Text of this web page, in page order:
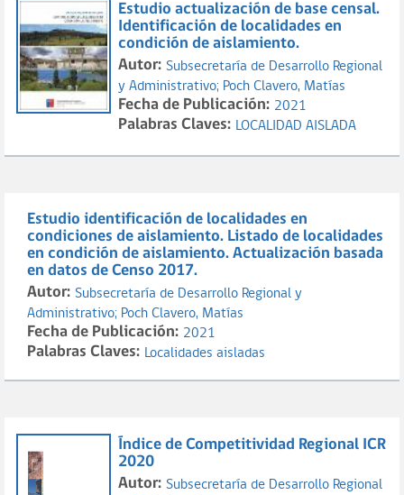
Estudio actualización de base censal.
Identificación de localidades en
condición de aislamiento.
Autor: Subsecretaría de Desarrollo Regional
y Administrativo; Poch Clavero, Matías
Fecha de Publicación: 2021
Palabras Claves: LOCALIDAD AISLADA
Estudio identificación de localidades en
condiciones de aislamiento. Listado de localidades
en condición de aislamiento. Actualización basada
en datos de Censo 2017.
Autor: Subsecretaría de Desarrollo Regional y
Administrativo; Poch Clavero, Matías
Fecha de Publicación: 2021
Palabras Claves: Localidades aisladas
Índice de Competitividad Regional ICR
2020
Autor: Subsecretaría de Desarrollo Regional